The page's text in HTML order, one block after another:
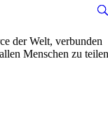
der Welt, verbunden
Menschen zu